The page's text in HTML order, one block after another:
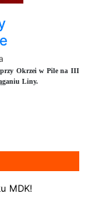
przy Okrzei w Pile na III
Liny.
MDK!